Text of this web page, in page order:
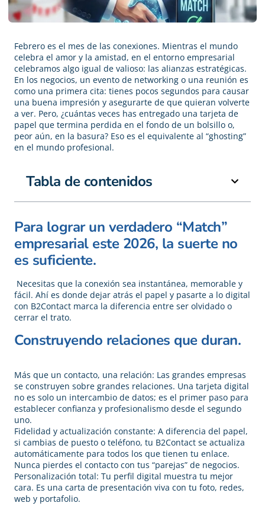
Febrero es el mes de las conexiones. Mientras el mundo
celebra el amor y la amistad, en el entorno empresarial
celebramos algo igual de valioso: las alianzas estratégicas.
En los negocios, un evento de networking o una reunión es
como una primera cita: tienes pocos segundos para causar
una buena impresión y asegurarte de que quieran volverte
a ver. Pero, ¿cuántas veces has entregado una tarjeta de
papel que termina perdida en el fondo de un bolsillo o,
peor aún, en la basura? Eso es el equivalente al “ghosting”
en el mundo profesional.
Tabla de contenidos
Para lograr un verdadero “Match”
empresarial este 2026, la suerte no
es suficiente.
Necesitas que la conexión sea instantánea, memorable y
fácil. Ahí es donde dejar atrás el papel y pasarte a lo digital
con B2Contact marca la diferencia entre ser olvidado o
cerrar el trato.
Construyendo relaciones que duran.
Más que un contacto, una relación: Las grandes empresas
se construyen sobre grandes relaciones. Una tarjeta digital
no es solo un intercambio de datos; es el primer paso para
establecer confianza y profesionalismo desde el segundo
uno.
Fidelidad y actualización constante: A diferencia del papel,
si cambias de puesto o teléfono, tu B2Contact se actualiza
automáticamente para todos los que tienen tu enlace.
Nunca pierdes el contacto con tus “parejas” de negocios.
Personalización total: Tu perfil digital muestra tu mejor
cara. Es una carta de presentación viva con tu foto, redes,
web y portafolio.